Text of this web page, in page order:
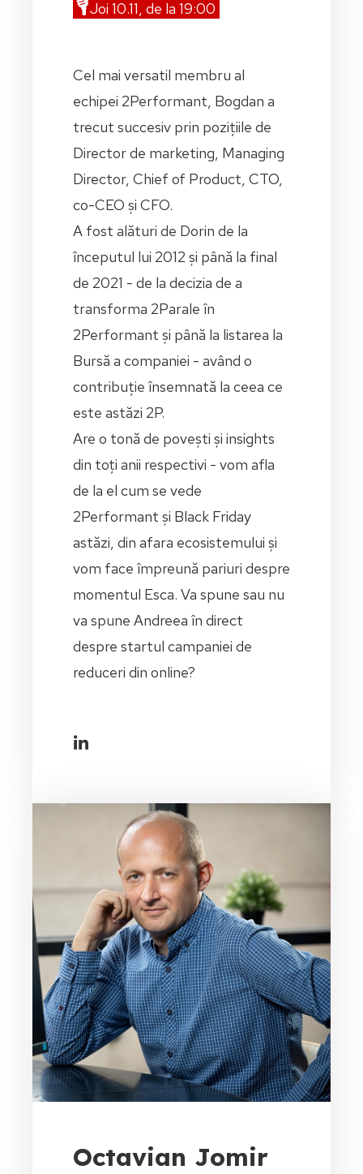
Joi 10.11, de la 19:00
Cel mai versatil membru al
echipei 2Performant, Bogdan a
trecut succesiv prin pozițiile de
Director de marketing, Managing
Director, Chief of Product, CTO,
co-CEO și CFO.
A fost alături de Dorin de la
începutul lui 2012 și până la final
de 2021 - de la decizia de a
transforma 2Parale în
2Performant și până la listarea la
Bursă a companiei - având o
contribuție însemnată la ceea ce
este astăzi 2P.
Are o tonă de povești și insights
din toți anii respectivi - vom afla
de la el cum se vede
2Performant și Black Friday
astăzi, din afara ecosistemului și
vom face împreună pariuri despre
momentul Esca. Va spune sau nu
va spune Andreea în direct
despre startul campaniei de
reduceri din online?
Octavian Jomir